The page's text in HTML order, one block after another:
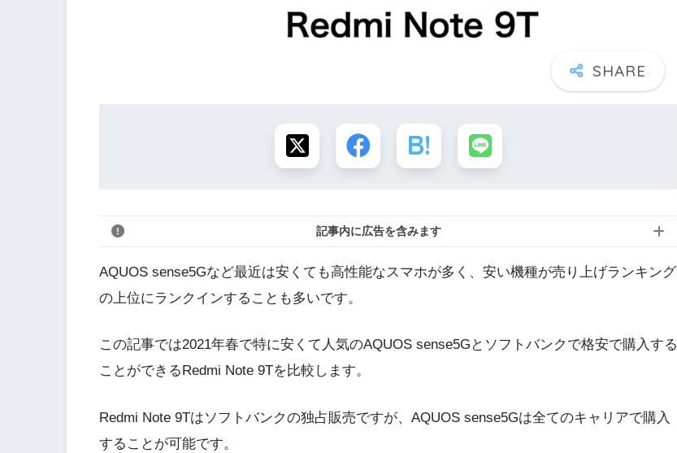
記事内に広告を含みます
AQUOS sense5Gなど最近は安くても高性能なスマホが多く、安い機種が売り上げランキング
の上位にランクインすることも多いです。
この記事では2021年春で特に安くて人気のAQUOS sense5Gとソフトバンクで格安で購入する
ことができるRedmi Note 9Tを比較します。
Redmi Note 9Tはソフトバンクの独占販売ですが、AQUOS sense5Gは全てのキャリアで購入
することが可能です。